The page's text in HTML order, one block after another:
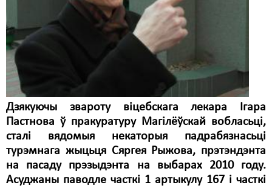
Дзякуючы звароту віцебскага лекара Ігара
Пастнова ў пракуратуру Магілёўскай вобласьці,
сталі вядомыя некаторыя падрабязнасьці
турэмнага жыцьця Сяргея Рыжова, прэтэндэнта
на пасаду прэзыдэнта на выбарах 2010 году.
Асуджаны паводле часткі 1 артыкулу 167 і часткі
Карная псыхіятрыя
КПЧ ААН
Культурныя правы
ЛПП
Мігранты
Мірныя сходы
Палітвязьні
Праваабаронцы